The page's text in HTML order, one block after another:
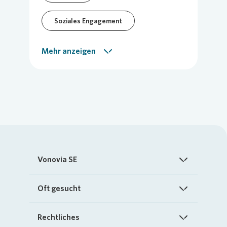
Soziales Engagement
Vor-Ort-Meldung
Mehr anzeigen
Vonovia SE
Startseite
Oft gesucht
FAQ
Rechtliches